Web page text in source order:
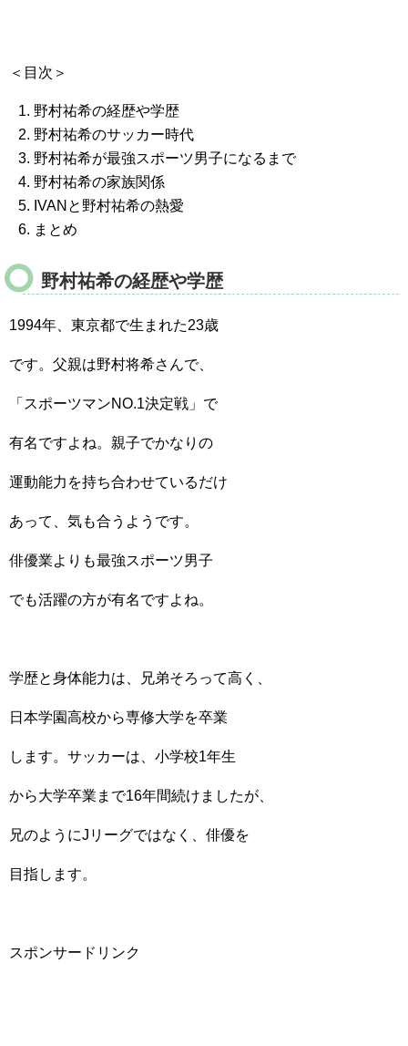
＜目次＞
野村祐希の経歴や学歴
野村祐希のサッカー時代
野村祐希が最強スポーツ男子になるまで
野村祐希の家族関係
IVANと野村祐希の熱愛
まとめ
野村祐希の経歴や学歴
1994年、東京都で生まれた23歳
です。父親は野村将希さんで、
「スポーツマンNO.1決定戦」で
有名ですよね。親子でかなりの
運動能力を持ち合わせているだけ
あって、気も合うようです。
俳優業よりも最強スポーツ男子
でも活躍の方が有名ですよね。
学歴と身体能力は、兄弟そろって高く、
日本学園高校から専修大学を卒業
します。サッカーは、小学校1年生
から大学卒業まで16年間続けましたが、
兄のようにJリーグではなく、俳優を
目指します。
スポンサードリンク